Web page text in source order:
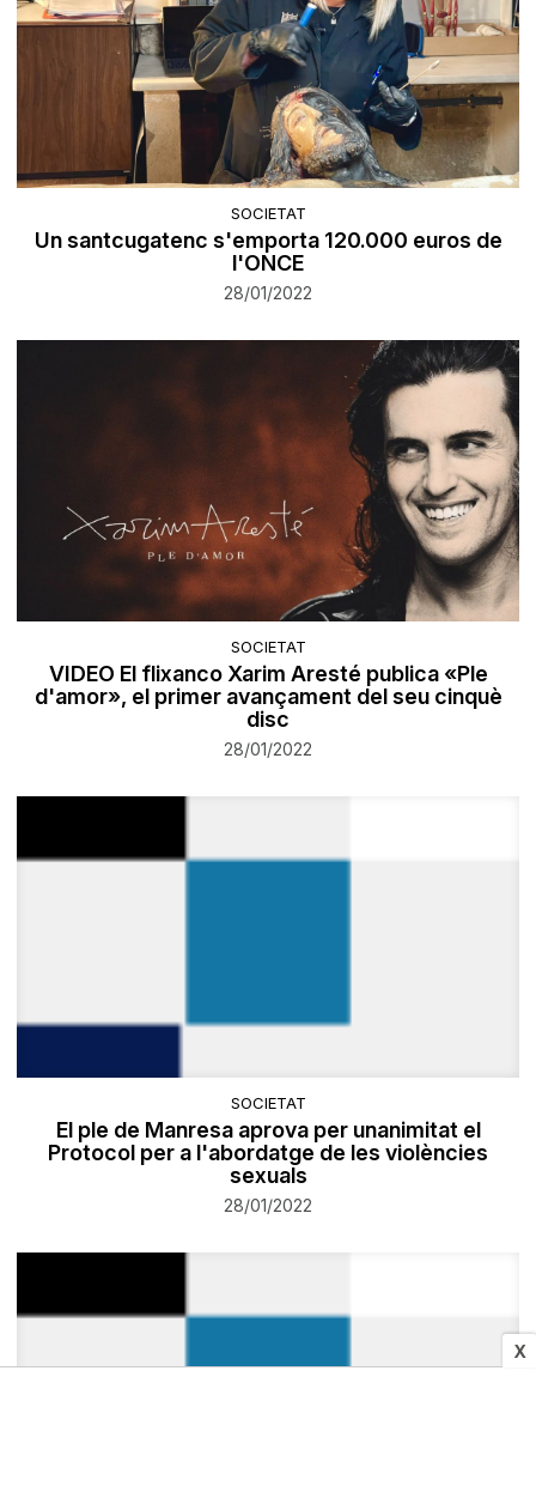
X
SOCIETAT
Un santcugatenc s'emporta 120.000 euros de
l'ONCE
28/01/2022
SOCIETAT
VIDEO El flixanco Xarim Aresté publica «Ple
d'amor», el primer avançament del seu cinquè
disc
28/01/2022
SOCIETAT
El ple de Manresa aprova per unanimitat el
Protocol per a l'abordatge de les violències
sexuals
28/01/2022